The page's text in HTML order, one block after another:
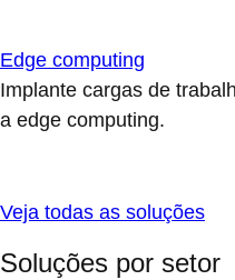
Edge computing
Implante cargas de
a edge computing.
Veja todas as soluções
Soluções por setor